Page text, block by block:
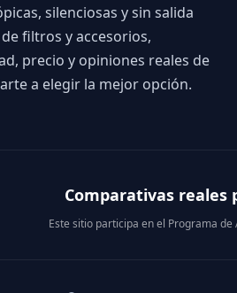
silenciosas y sin salida
filtros y accesorios,
precio y opiniones reales de
a elegir la mejor opción.
Comparativas reales
Este sitio participa en el Programa